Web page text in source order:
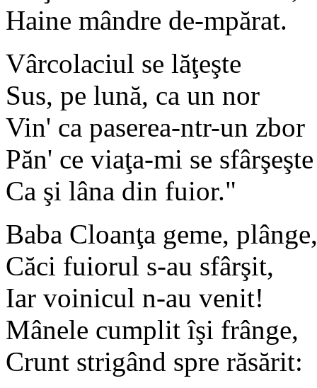
Haine mândre de-mpărat.
Vârcolaciul se lăţeşte
Sus, pe lună, ca un nor
Vin' ca paserea-ntr-un zbor
Păn' ce viaţa-mi se sfârşeşte
Ca şi lâna din fuior."
Baba Cloanţa geme, plânge,
Căci fuiorul s-au sfârşit,
Iar voinicul n-au venit!
Mânele cumplit îşi frânge,
Crunt strigând spre răsărit: